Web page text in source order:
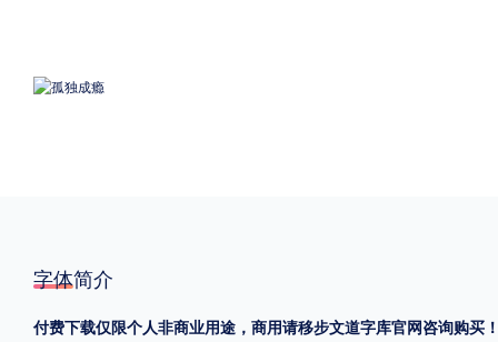
格式
字体简介
付费下载仅限个人非商业用途，商用请移步文道字库官网咨询购买